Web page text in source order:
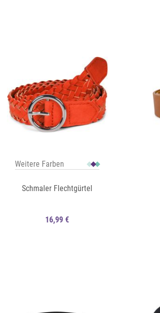
Weitere Farben
Schmaler Flechtgürtel
16,99 €